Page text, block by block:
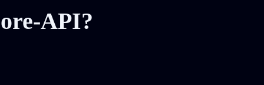
API?